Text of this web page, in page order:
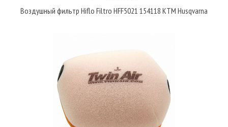
Воздушный фильтр Hiflo Filtro HFF5021 154118 KTM Husqvarna